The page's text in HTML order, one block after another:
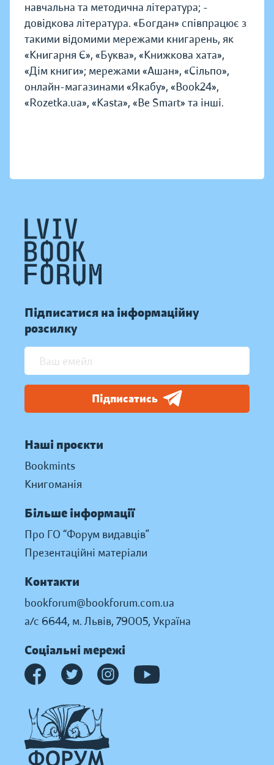
навчальна та методична література; -
довідкова література. «Богдан» співпрацює з
такими відомими мережами книгарень, як
«Книгарня Є», «Буква», «Книжкова хата»,
«Дім книги»; мережами «Ашан», «Сільпо»,
онлайн-магазинами «Якабу», «Book24»,
«Rozetka.ua», «Kasta», «Be Smart» та інші.
Підписатися на інформаційну
розсилку
Підписатись
Наші проєкти
Bookmints
Книгоманія
Більше інформації
Про ГО “Форум видавців”
Презентаційні матеріали
Контакти
bookforum@bookforum.com.ua
а/с 6644, м. Львів, 79005, Україна
Соціальні мережі